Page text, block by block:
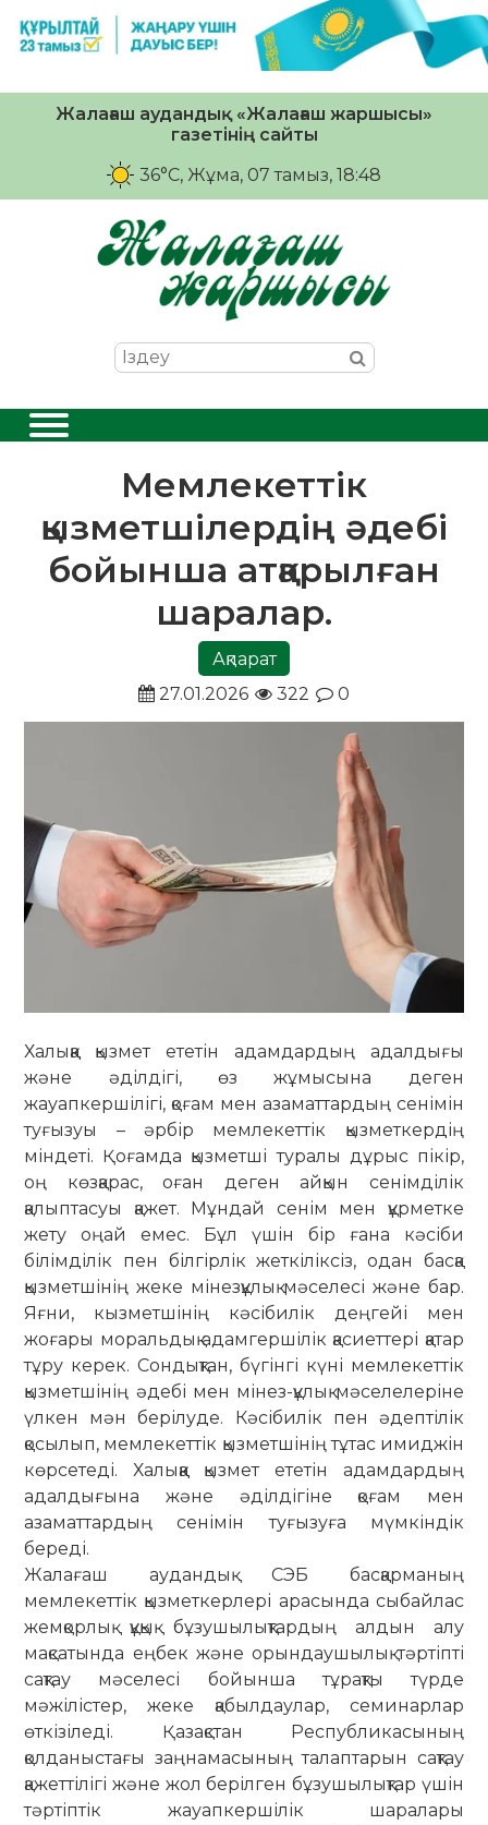
Жалағаш аудандық «Жалағаш жаршысы»
газетінің сайты
36°C, Жұма, 07 тамыз, 18:48
Мемлекеттік
қызметшілердің әдебі
бойынша атқарылған
шаралар.
Ақпарат
27.01.2026
322 0
Халыққа қызмет ететін адамдардың адалдығы
және әділдігі, өз жұмысына деген
жауапкершілігі, қоғам мен азаматтардың сенімін
туғызуы – әрбір мемлекеттік қызметкердің
міндеті. Қоғамда қызметші туралы дұрыс пікір,
оң көзқарас, оған деген айқын сенімділік
қалыптасуы қажет. Мұндай сенім мен құрметке
жету оңай емес. Бұл үшін бір ғана кәсіби
білімділік пен білгірлік жеткіліксіз, одан басқа
қызметшінің жеке мінезқұлық мәселесі және бар.
Яғни, кызметшінің кәсібилік деңгейі мен
жоғары моральдық адамгершілік қасиеттері қатар
тұру керек. Сондықтан, бүгінгі күні мемлекеттік
қызметшінің әдебі мен мінез-құлық мәселелеріне
үлкен мән берілуде. Кәсібилік пен әдептілік
қосылып, мемлекеттік қызметшінің тұтас имиджін
көрсетеді. Халыққа қызмет ететін адамдардың
адалдығына және әділдігіне қоғам мен
азаматтардың сенімін туғызуға мүмкіндік
береді.
Жалағаш аудандық СЭБ басқарманың
мемлекеттік қызметкерлері арасында сыбайлас
жемқорлық құқық бұзушылықтардың алдын алу
мақсатында еңбек және орындаушылық тәртіпті
сақтау мәселесі бойынша тұрақты түрде
мәжілістер, жеке қабылдаулар, семинарлар
өткізіледі. Қазақстан Республикасының
қолданыстағы заңнамасының талаптарын сақтау
қажеттілігі және жол берілген бұзушылықтар үшін
тәртіптік жауапкершілік шаралары